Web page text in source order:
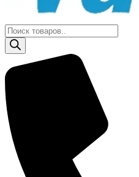
Поиск
товаров